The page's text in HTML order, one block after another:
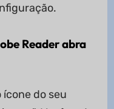
Reader abra
do seu